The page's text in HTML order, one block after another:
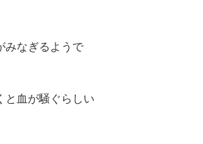
みなぎるようで
と血が騒ぐらしい